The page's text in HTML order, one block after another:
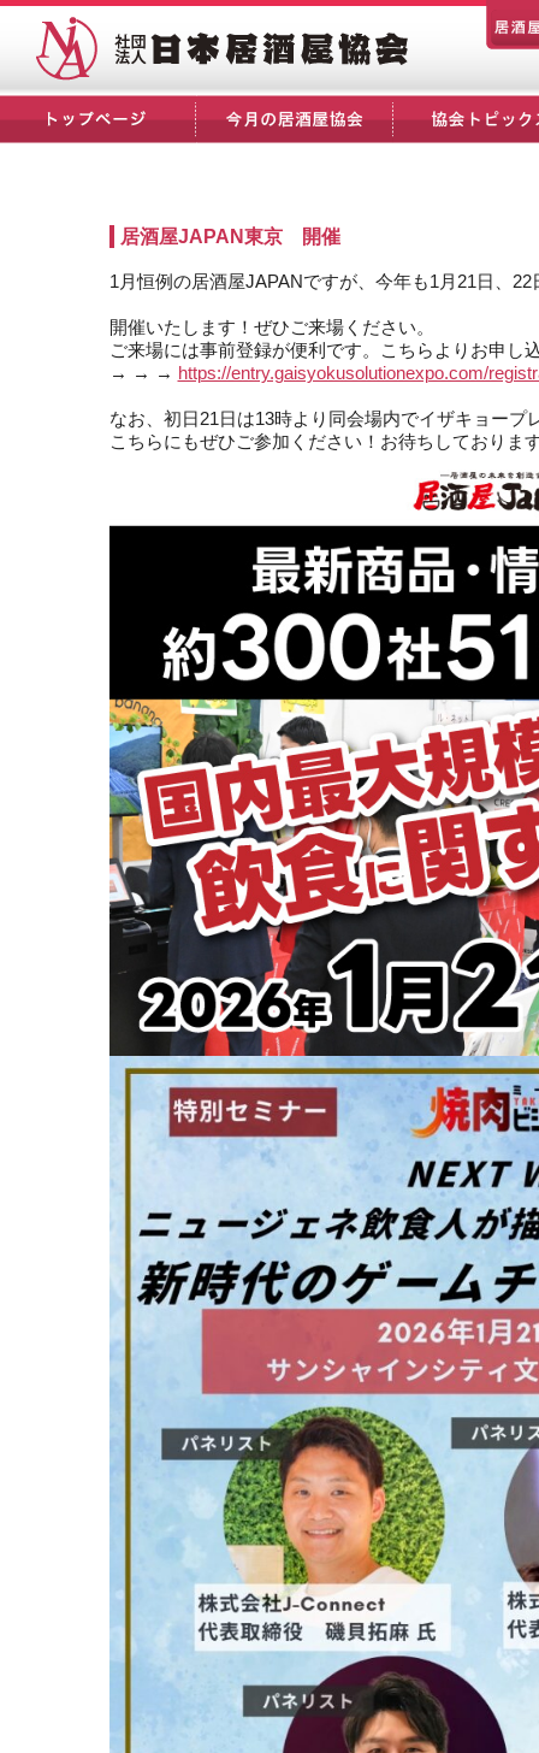
居酒屋JAPAN東京 開催
1月恒例の居酒屋JAPANですが、今年も1月21日、22
開催いたします！ぜひご来場ください。
ご来場には事前登録が便利です。こちらよりお申し
→ → → https://entry.gaisyokusolutionexpo.com/
なお、初日21日は13時より同会場内でイザキョープ
こちらにもぜひご参加ください！お待ちしておりま